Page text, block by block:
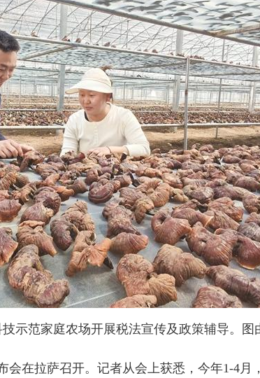
示范家庭农场开展税法宣传及政策辅导。图
在拉萨召开。记者从会上获悉，今年1-4月